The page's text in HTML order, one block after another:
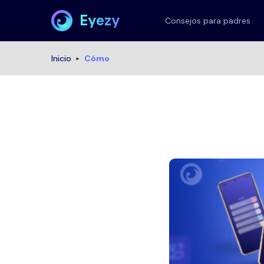
Eyezy Consejos para padres
Inicio Cómo